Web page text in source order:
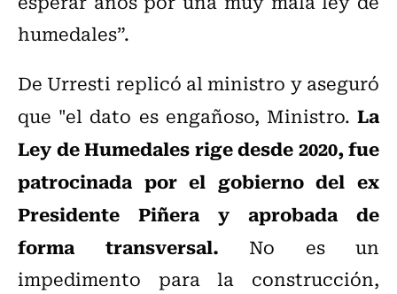
humedales”.
De Urresti replicó al ministro y aseguró
que "el dato es engañoso, Ministro. La
Ley de Humedales rige desde 2020, fue
patrocinada por el gobierno del ex
Presidente Piñera y aprobada de
forma transversal. No es un
impedimento para la construcción,